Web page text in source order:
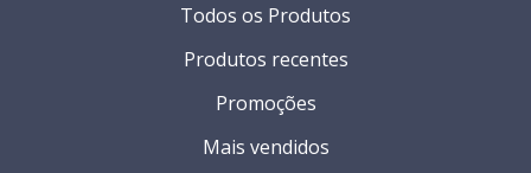
Todos os Produtos
Produtos recentes
Promoções
Mais vendidos